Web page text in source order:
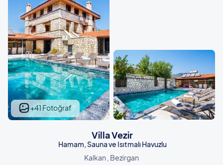
Villa Vezir
Hamam, Sauna ve Isıtmalı Havuzlu
Kalkan , Bezirgan
+41 Fotoğraf